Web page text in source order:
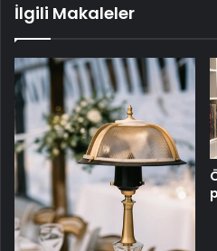
İlgili Makaleler